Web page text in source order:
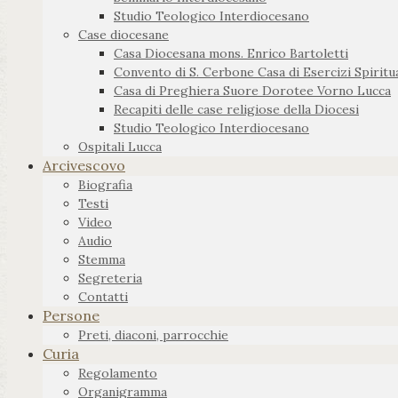
Studio Teologico Interdiocesano
Case diocesane
Casa Diocesana mons. Enrico Bartoletti
Convento di S. Cerbone Casa di Esercizi
Casa di Preghiera Suore Dorotee Vorno Lucca
Recapiti delle case religiose della Diocesi
Studio Teologico Interdiocesano
Ospitali Lucca
Arcivescovo
Biografia
Testi
Video
Audio
Stemma
Segreteria
Contatti
Persone
Preti, diaconi, parrocchie
Curia
Regolamento
Organigramma